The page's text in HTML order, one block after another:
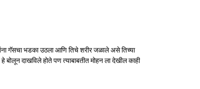
गॅसचा भडका उठला आणि तिचे शरीर जळाले असे तिच्या
दाखविले होते पण त्याबाबतीत मोहन ला देखील काही